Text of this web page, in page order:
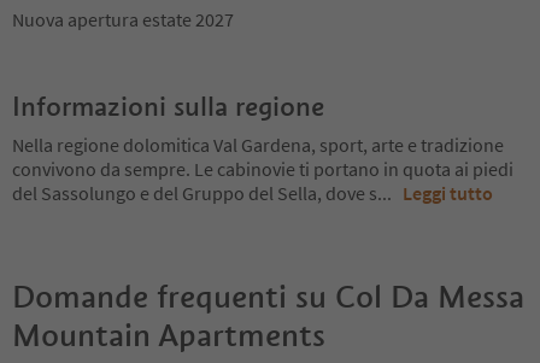
Nuova apertura estate 2027
Informazioni sulla regione
Nella regione dolomitica Val Gardena, sport, arte e tradizione
convivono da sempre. Le cabinovie ti portano in quota ai piedi
del Sassolungo e del Gruppo del Sella, dove s... Leggi tutto
Domande frequenti su Col Da Messa
Mountain Apartments